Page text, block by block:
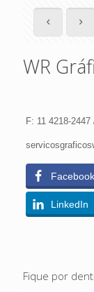
WR
F: 11 4218-
Facebook
LinkedIn
Fique por